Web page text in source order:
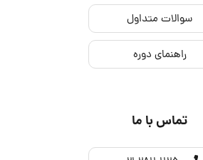
سوالات متداول
راهنمای دوره
تماس با ما